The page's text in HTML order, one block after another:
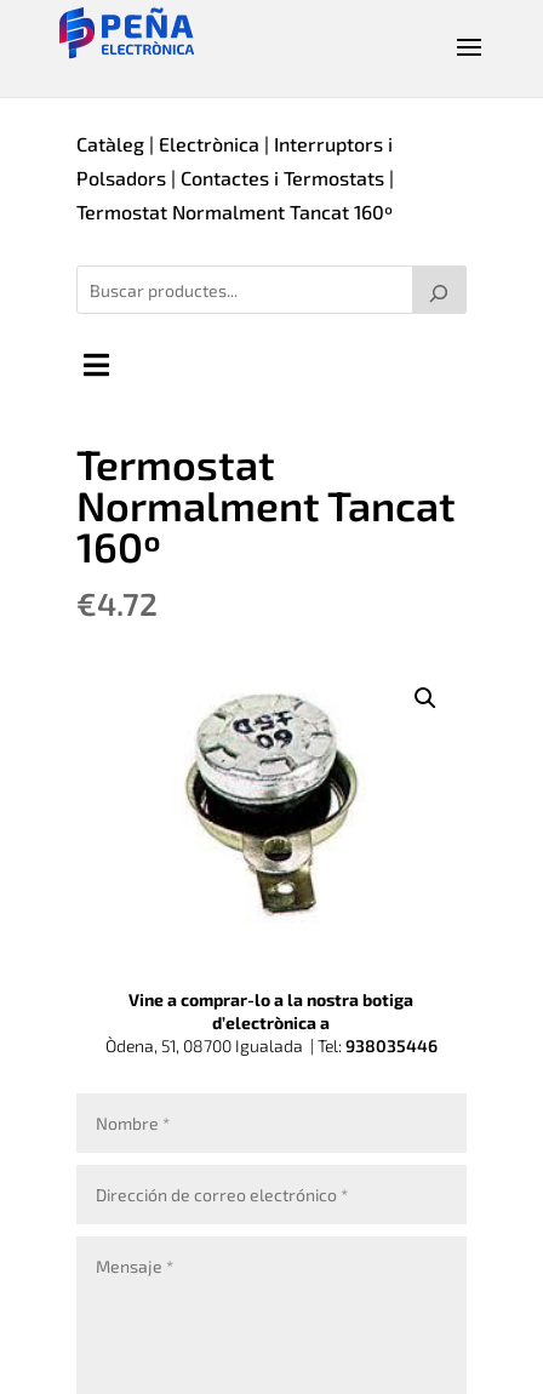
Catàleg| Electrònica | Interruptors i
Polsadors| Contactes i Termostats|
Termostat Normalment Tancat 160º
Termostat
Normalment Tancat
160º
€4.72
Vine a comprar-lo a la nostra botiga
d’electrònica a
Òdena, 51, 08700 Igualada | Tel: 938035446